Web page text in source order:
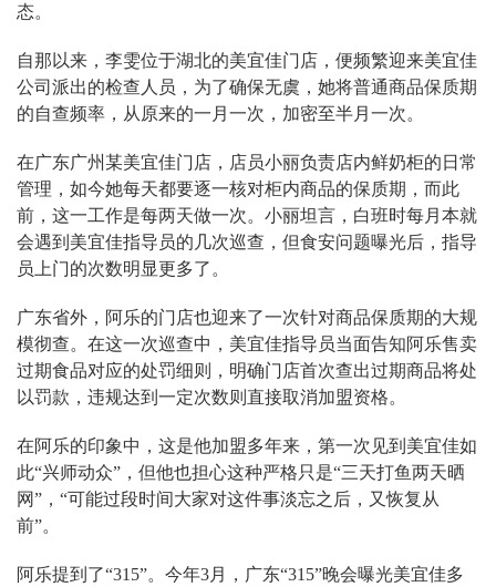
态。
自那以来，李雯位于湖北的美宜佳门店，便频繁迎来美宜佳
公司派出的检查人员，为了确保无虞，她将普通商品保质期
的自查频率，从原来的一月一次，加密至半月一次。
在广东广州某美宜佳门店，店员小丽负责店内鲜奶柜的日常
管理，如今她每天都要逐一核对柜内商品的保质期，而此
前，这一工作是每两天做一次。小丽坦言，白班时每月本就
会遇到美宜佳指导员的几次巡查，但食安问题曝光后，指导
员上门的次数明显更多了。
广东省外，阿乐的门店也迎来了一次针对商品保质期的大规
模彻查。在这一次巡查中，美宜佳指导员当面告知阿乐售卖
过期食品对应的处罚细则，明确门店首次查出过期商品将处
以罚款，违规达到一定次数则直接取消加盟资格。
在阿乐的印象中，这是他加盟多年来，第一次见到美宜佳如
此“兴师动众”，但他也担心这种严格只是“三天打鱼两天晒
网”，“可能过段时间大家对这件事淡忘之后，又恢复从
前”。
阿乐提到了“315”。今年3月，广东“315”晚会曝光美宜佳多